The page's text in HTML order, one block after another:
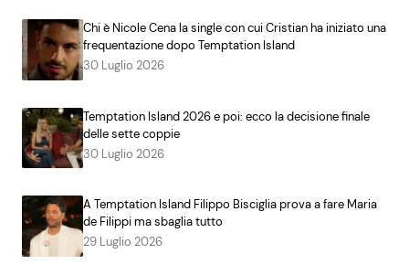
Chi è Nicole Cena la single con cui Cristian ha iniziato una
frequentazione dopo Temptation Island
30 Luglio 2026
Temptation Island 2026 e poi: ecco la decisione finale
delle sette coppie
30 Luglio 2026
A Temptation Island Filippo Bisciglia prova a fare Maria
de Filippi ma sbaglia tutto
29 Luglio 2026